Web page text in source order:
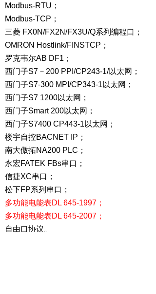
Modbus-RTU；
Modbus-TCP；
三菱 FX0N/FX2N/FX3U/Q系列编程口；
OMRON Hostlink/FINSTCP；
罗克韦尔AB DF1；
西门子S7－200 PPI/CP243-1/以太网；
西门子S7-300 MPI/CP343-1以太网；
西门子S7 1200以太网；
西门子Smart 200以太网；
西门子S7400 CP443-1以太网；
楼宇自控BACNET IP；
南大傲拓NA200 PLC；
永宏FATEK FBs串口；
信捷XC串口；
松下FP系列串口；
多功能电能表DL 645-1997；
多功能电能表DL 645-2007；
自由口协议。